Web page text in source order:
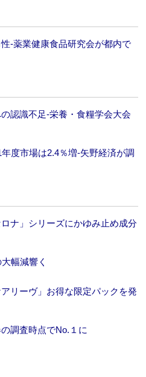
‐薬業健康食品研究会が都内で
認識不足‐栄養・食糧学会大会
度市場は2.4％増‐矢野経済が調
ロナ」シリーズにかゆみ止め成分
幅減響く
リーヴ」お得な限定パックを発
調査時点でNo.１に